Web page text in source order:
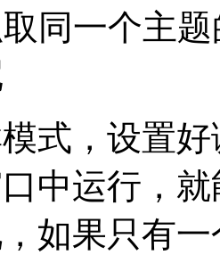
同一个主
式，设置
中运行，
如果只有